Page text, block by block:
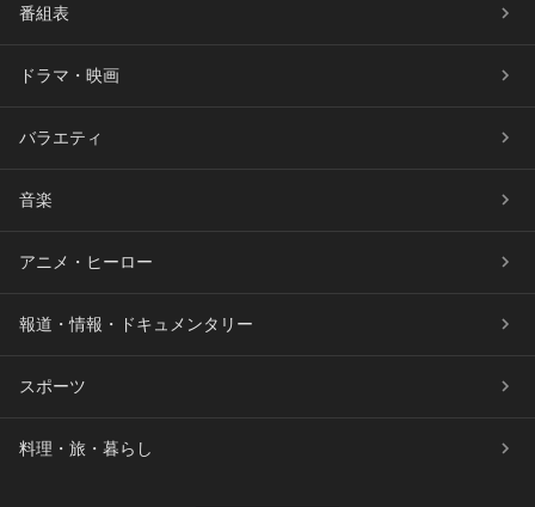
番組表
ドラマ・映画
バラエティ
音楽
アニメ・ヒーロー
報道・情報・ドキュメンタリー
スポーツ
料理・旅・暮らし